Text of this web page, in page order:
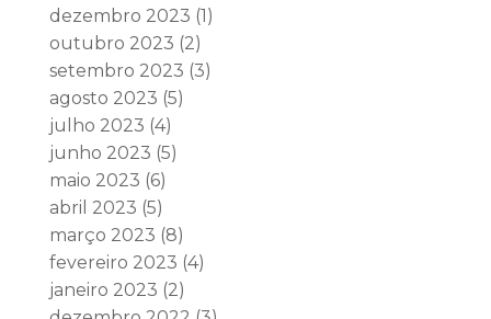
dezembro 2023 (1)
outubro 2023 (2)
setembro 2023 (3)
agosto 2023 (5)
julho 2023 (4)
junho 2023 (5)
maio 2023 (6)
abril 2023 (5)
março 2023 (8)
fevereiro 2023 (4)
janeiro 2023 (2)